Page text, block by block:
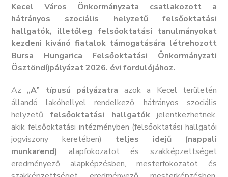
Kecel Város Önkormányzata csatlakozott a
hátrányos szociális helyzetű felsőoktatási
hallgatók, illetőleg felsőoktatási tanulmányokat
kezdeni kívánó fiatalok támogatására létrehozott
Bursa Hungarica Felsőoktatási Önkormányzati
Ösztöndíjpályázat 2026. évi fordulójához.
Az „A” típusú pályázatra azok a Kecel területén
állandó lakóhellyel rendelkező, hátrányos szociális
helyzetűfelsőoktatási hallgatókjelentkezhetnek,
akik felsőoktatási intézményben (felsőoktatási hallgatói
jogviszony keretében) teljes idejű (nappali
munkarend) alapfokozatot és szakképzettséget
eredményező alapképzésben, mesterfokozatot és